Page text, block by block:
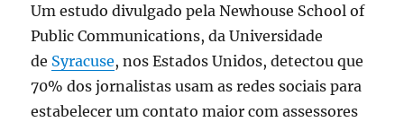
Um estudo divulgado pela Newhouse School of
Public Communications, da Universidade
de Syracuse, nos Estados Unidos, detectou que
70% dos jornalistas usam as redes sociais para
estabelecer um contato maior com assessores